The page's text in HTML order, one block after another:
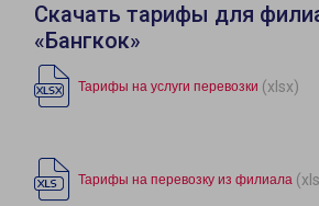
Скачать тарифы для
«Бангкок»
Тарифы на услуги перевозки (xlsx)
Тарифы на перевозку из филиала